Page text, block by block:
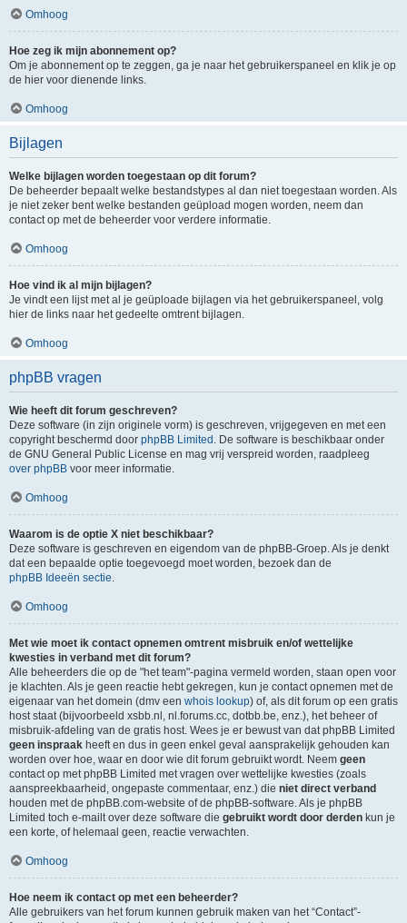
Omhoog
Hoe zeg ik mijn abonnement op?
Om je abonnement op te zeggen, ga je naar het gebruikerspaneel en klik je op
de hier voor dienende links.
Omhoog
Bijlagen
Welke bijlagen worden toegestaan op dit forum?
De beheerder bepaalt welke bestandstypes al dan niet toegestaan worden. Als
je niet zeker bent welke bestanden geüpload mogen worden, neem dan
contact op met de beheerder voor verdere informatie.
Omhoog
Hoe vind ik al mijn bijlagen?
Je vindt een lijst met al je geüploade bijlagen via het gebruikerspaneel, volg
hier de links naar het gedeelte omtrent bijlagen.
Omhoog
phpBB vragen
Wie heeft dit forum geschreven?
Deze software (in zijn originele vorm) is geschreven, vrijgegeven en met een
copyright beschermd door phpBB Limited . De software is beschikbaar onder
de GNU General Public License en mag vrij verspreid worden, raadpleeg
over phpBB voor meer informatie.
Omhoog
Waarom is de optie X niet beschikbaar?
Deze software is geschreven en eigendom van de phpBB-Groep. Als je denkt
dat een bepaalde optie toegevoegd moet worden, bezoek dan de
phpBB Ideeën sectie
Omhoog
Met wie moet ik contact opnemen omtrent misbruik en/of wettelijke
kwesties in verband met dit forum?
Alle beheerders die op de "het team"-pagina vermeld worden, staan open voor
je klachten. Als je geen reactie hebt gekregen, kun je contact opnemen met de
eigenaar van het domein (dmv een whois lookup) of, als dit forum op een gratis
host staat (bijvoorbeeld xsbb.nl, nl.forums.cc, dotbb.be, enz.), het beheer of
misbruik-afdeling van de gratis host. Wees je er bewust van dat phpBB Limited
geen inspraak heeft en dus in geen enkel geval aansprakelijk gehouden kan
worden over hoe, waar en door wie dit forum gebruikt wordt. Neem geen
contact op met phpBB Limited met vragen over wettelijke kwesties (zoals
aanspreekbaarheid, ongepaste commentaar, enz.) die niet direct verband
houden met de phpBB.com-website of de phpBB-software. Als je phpBB
Limited toch e-mailt over deze software die gebruikt wordt door derden kun je
een korte, of helemaal geen, reactie verwachten.
Omhoog
Hoe neem ik contact op met een beheerder?
Alle gebruikers van het forum kunnen gebruik maken van het “Contact”-